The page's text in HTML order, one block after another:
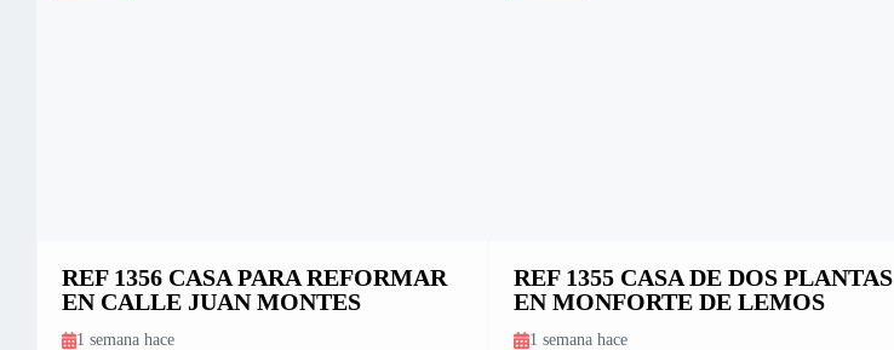
REF 1356 CASA PARA REFORMAR
EN CALLE JUAN MONTES
1 semana hace
REF 1355 CASA DE DOS PLANTAS
EN MONFORTE DE LEMOS
1 semana hace